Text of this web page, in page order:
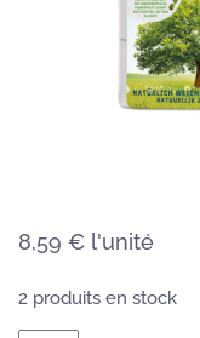
8,59 € l'unité
2 produits en stock